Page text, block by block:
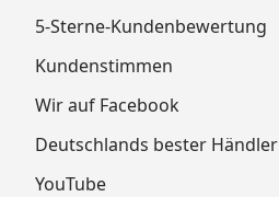
5-Sterne-Kundenbewertung
Kundenstimmen
Wir auf Facebook
Deutschlands bester Händler
YouTube